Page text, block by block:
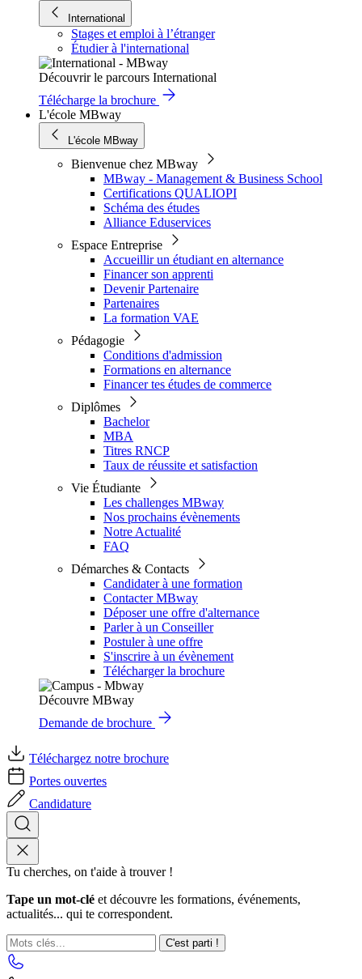
International
Stages et emploi à l’étranger
Étudier à l'international
Découvrir le parcours International
Télécharge la brochure
L'école MBway
L'école MBway
Bienvenue chez MBway
MBway - Management & Business School
Certifications QUALIOPI
Schéma des études
Alliance Eduservices
Espace Entreprise
Accueillir un étudiant en alternance
Financer son apprenti
Devenir Partenaire
Partenaires
La formation VAE
Pédagogie
Conditions d'admission
Formations en alternance
Financer tes études de commerce
Diplômes
Bachelor
MBA
Titres RNCP
Taux de réussite et satisfaction
Vie Étudiante
Les challenges MBway
Nos prochains évènements
Notre Actualité
FAQ
Démarches & Contacts
Candidater à une formation
Contacter MBway
Déposer une offre d'alternance
Parler à un Conseiller
Postuler à une offre
S'inscrire à un évènement
Télécharger la brochure
Découvre MBway
Demande de brochure
Téléchargez notre brochure
Portes ouvertes
Candidature
Tu cherches, on t'aide à trouver !
Tape un mot-clé et découvre les formations, événements,
actualités... qui te correspondent.
C'est parti !